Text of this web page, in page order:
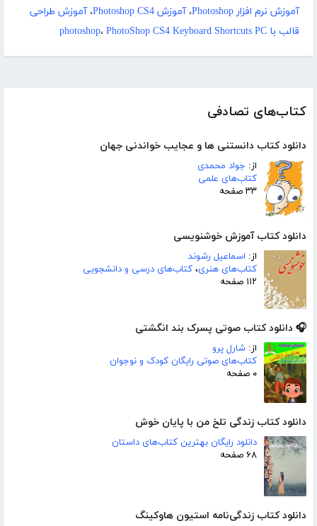
کتاب‌های تصادفی
دانلود کتاب دانستنی ھا و عجایب خواندنی جھان
از: جواد محمدی
کتاب‌های علمی
۳۳ صفحه
دانلود کتاب آموزش خوشنویسی
از: اسماعیل رشوند
کتاب‌های هنری، کتاب‌های درسی و دانشجویی
۱۱۲ صفحه
🎧 دانلود کتاب صوتی پسرک بند انگشتی
از: شارل پرو
کتاب‌های صوتی رایگان کودک و نوجوان
۰ صفحه
دانلود کتاب زندگی تلخ من با پایان خوش
دانلود رایگان بهترین کتاب‌های داستان
۶۸ صفحه
دانلود کتاب زندگی‌نامه استیون هاوکینگ
آموزش نرم افزار Photoshop
،آموزش Photoshop CS4 ،آموزش طراحی
قالب با photoshop
، PhotoShop CS4 Keyboard Shortcuts PC